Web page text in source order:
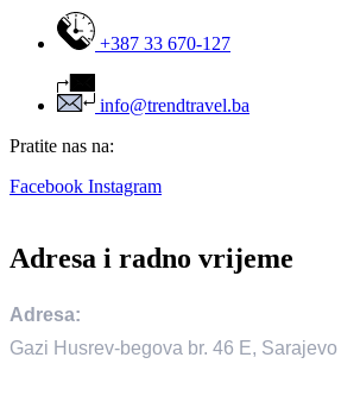
+387 33 670-127
info@trendtravel.ba
Pratite nas na:
Facebook Instagram
Adresa i radno vrijeme
Adresa:
Gazi Husrev-begova br. 46 E, Sarajevo